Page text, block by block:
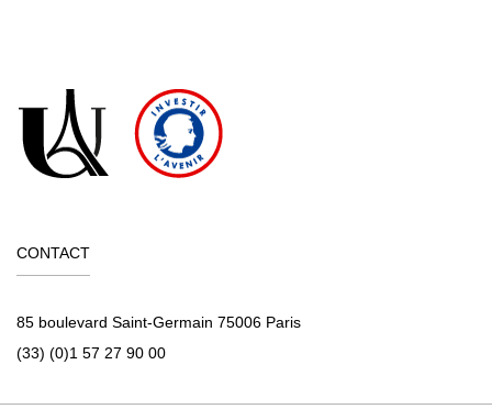
CONTACT
85 boulevard Saint-Germain 75006 Paris
(33) (0)1 57 27 90 00